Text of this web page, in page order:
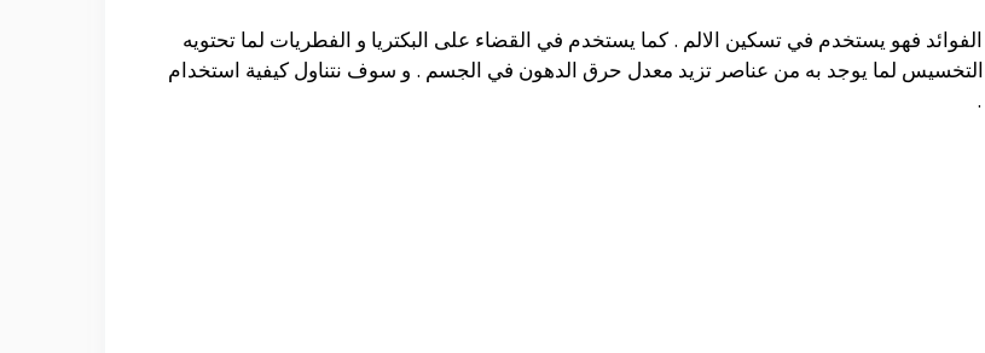
فهو يستخدم في تسكين الالم . كما يستخدم في القضاء على البكتريا و الفطريات لما تحتويه
لما يوجد به من عناصر تزيد معدل حرق الدهون في الجسم . و سوف نتناول كيفية استخدام